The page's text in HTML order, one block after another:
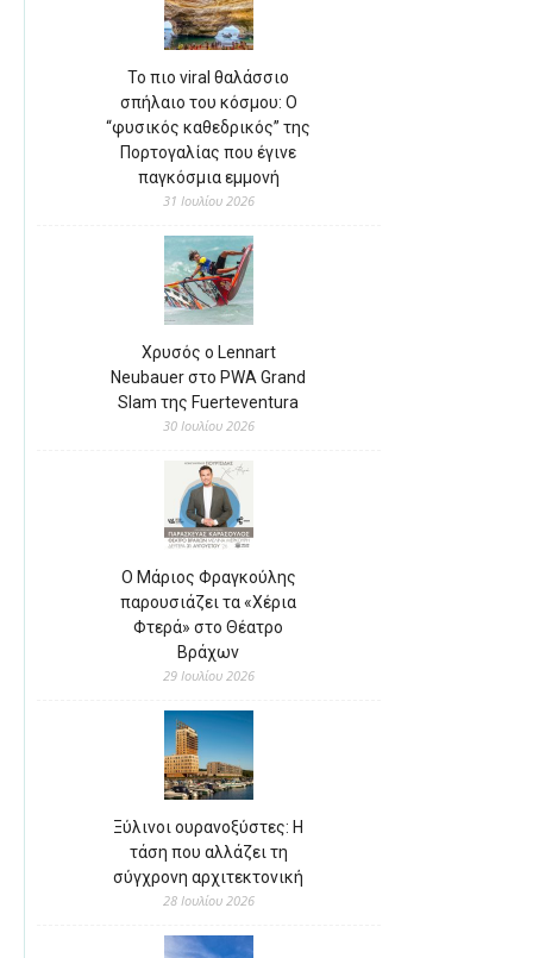
Το πιο viral θαλάσσιο
σπήλαιο του κόσμου: Ο
“φυσικός καθεδρικός” της
Πορτογαλίας που έγινε
παγκόσμια εμμονή
31 Ιουλίου 2026
Χρυσός ο Lennart
Neubauer στο PWA Grand
Slam της Fuerteventura
30 Ιουλίου 2026
Ο Μάριος Φραγκούλης
παρουσιάζει τα «Χέρια
Φτερά» στο Θέατρο
Βράχων
29 Ιουλίου 2026
Ξύλινοι ουρανοξύστες: Η
τάση που αλλάζει τη
σύγχρονη αρχιτεκτονική
28 Ιουλίου 2026